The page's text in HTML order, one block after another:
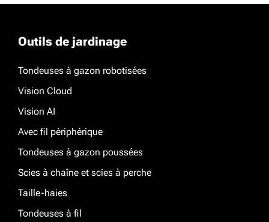
Outils de jardinage
Tondeuses à gazon robotisées
Vision Cloud
Vision AI
Avec fil périphérique
Tondeuses à gazon poussées
Scies à chaîne et scies à perche
Taille-haies
Tondeuses à fil